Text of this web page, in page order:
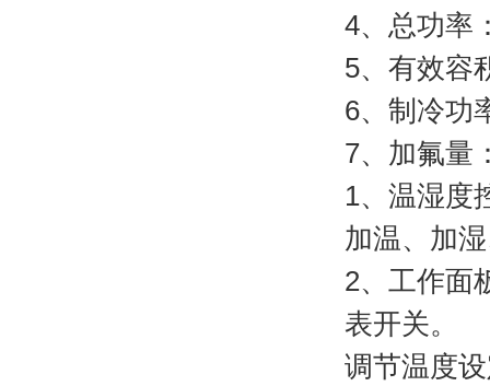
4、总功率
5、有效容
6、制冷功
7、加氟量
1、温湿度
加温、加
2、工作面
表开关。
调节温度